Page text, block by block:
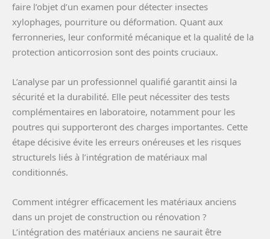
faire l’objet d’un examen pour détecter insectes
xylophages, pourriture ou déformation. Quant aux
ferronneries, leur conformité mécanique et la qualité de la
protection anticorrosion sont des points cruciaux.
L’analyse par un professionnel qualifié garantit ainsi la
sécurité et la durabilité. Elle peut nécessiter des tests
complémentaires en laboratoire, notamment pour les
poutres qui supporteront des charges importantes. Cette
étape décisive évite les erreurs onéreuses et les risques
structurels liés à l’intégration de matériaux mal
conditionnés.
Comment intégrer efficacement les matériaux anciens
dans un projet de construction ou rénovation ?
L’intégration des matériaux anciens ne saurait être